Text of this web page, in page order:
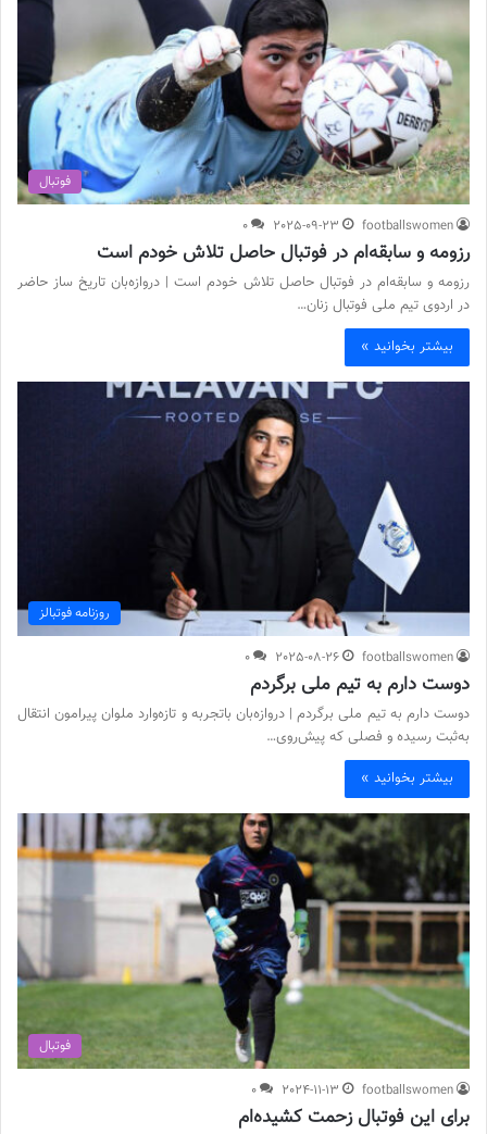
فوتبال
footballswomen
2025-09-23
0
رزومه و سابقه‌ام در فوتبال حاصل تلاش خودم است
رزومه و سابقه‌ام در فوتبال حاصل تلاش خودم است | دروازه‌بان تاریخ ساز حاضر
در اردوی تیم ملی فوتبال زنان…
بیشتر بخوانید »
روزنامه فوتبالز
footballswomen
2025-08-26
0
دوست دارم به تیم ملی برگردم
دوست دارم به تیم ملی برگردم | دروازه‌بان باتجربه و تازه‌وارد ملوان پیرامون انتقال
به‌ثبت رسیده و فصلی که پیش‌روی…
بیشتر بخوانید »
فوتبال
footballswomen
2024-11-13
0
برای این فوتبال زحمت کشیده‌ام